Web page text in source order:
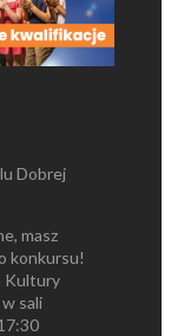
Dobrej
masz
konkursu!
Kultury
w sali